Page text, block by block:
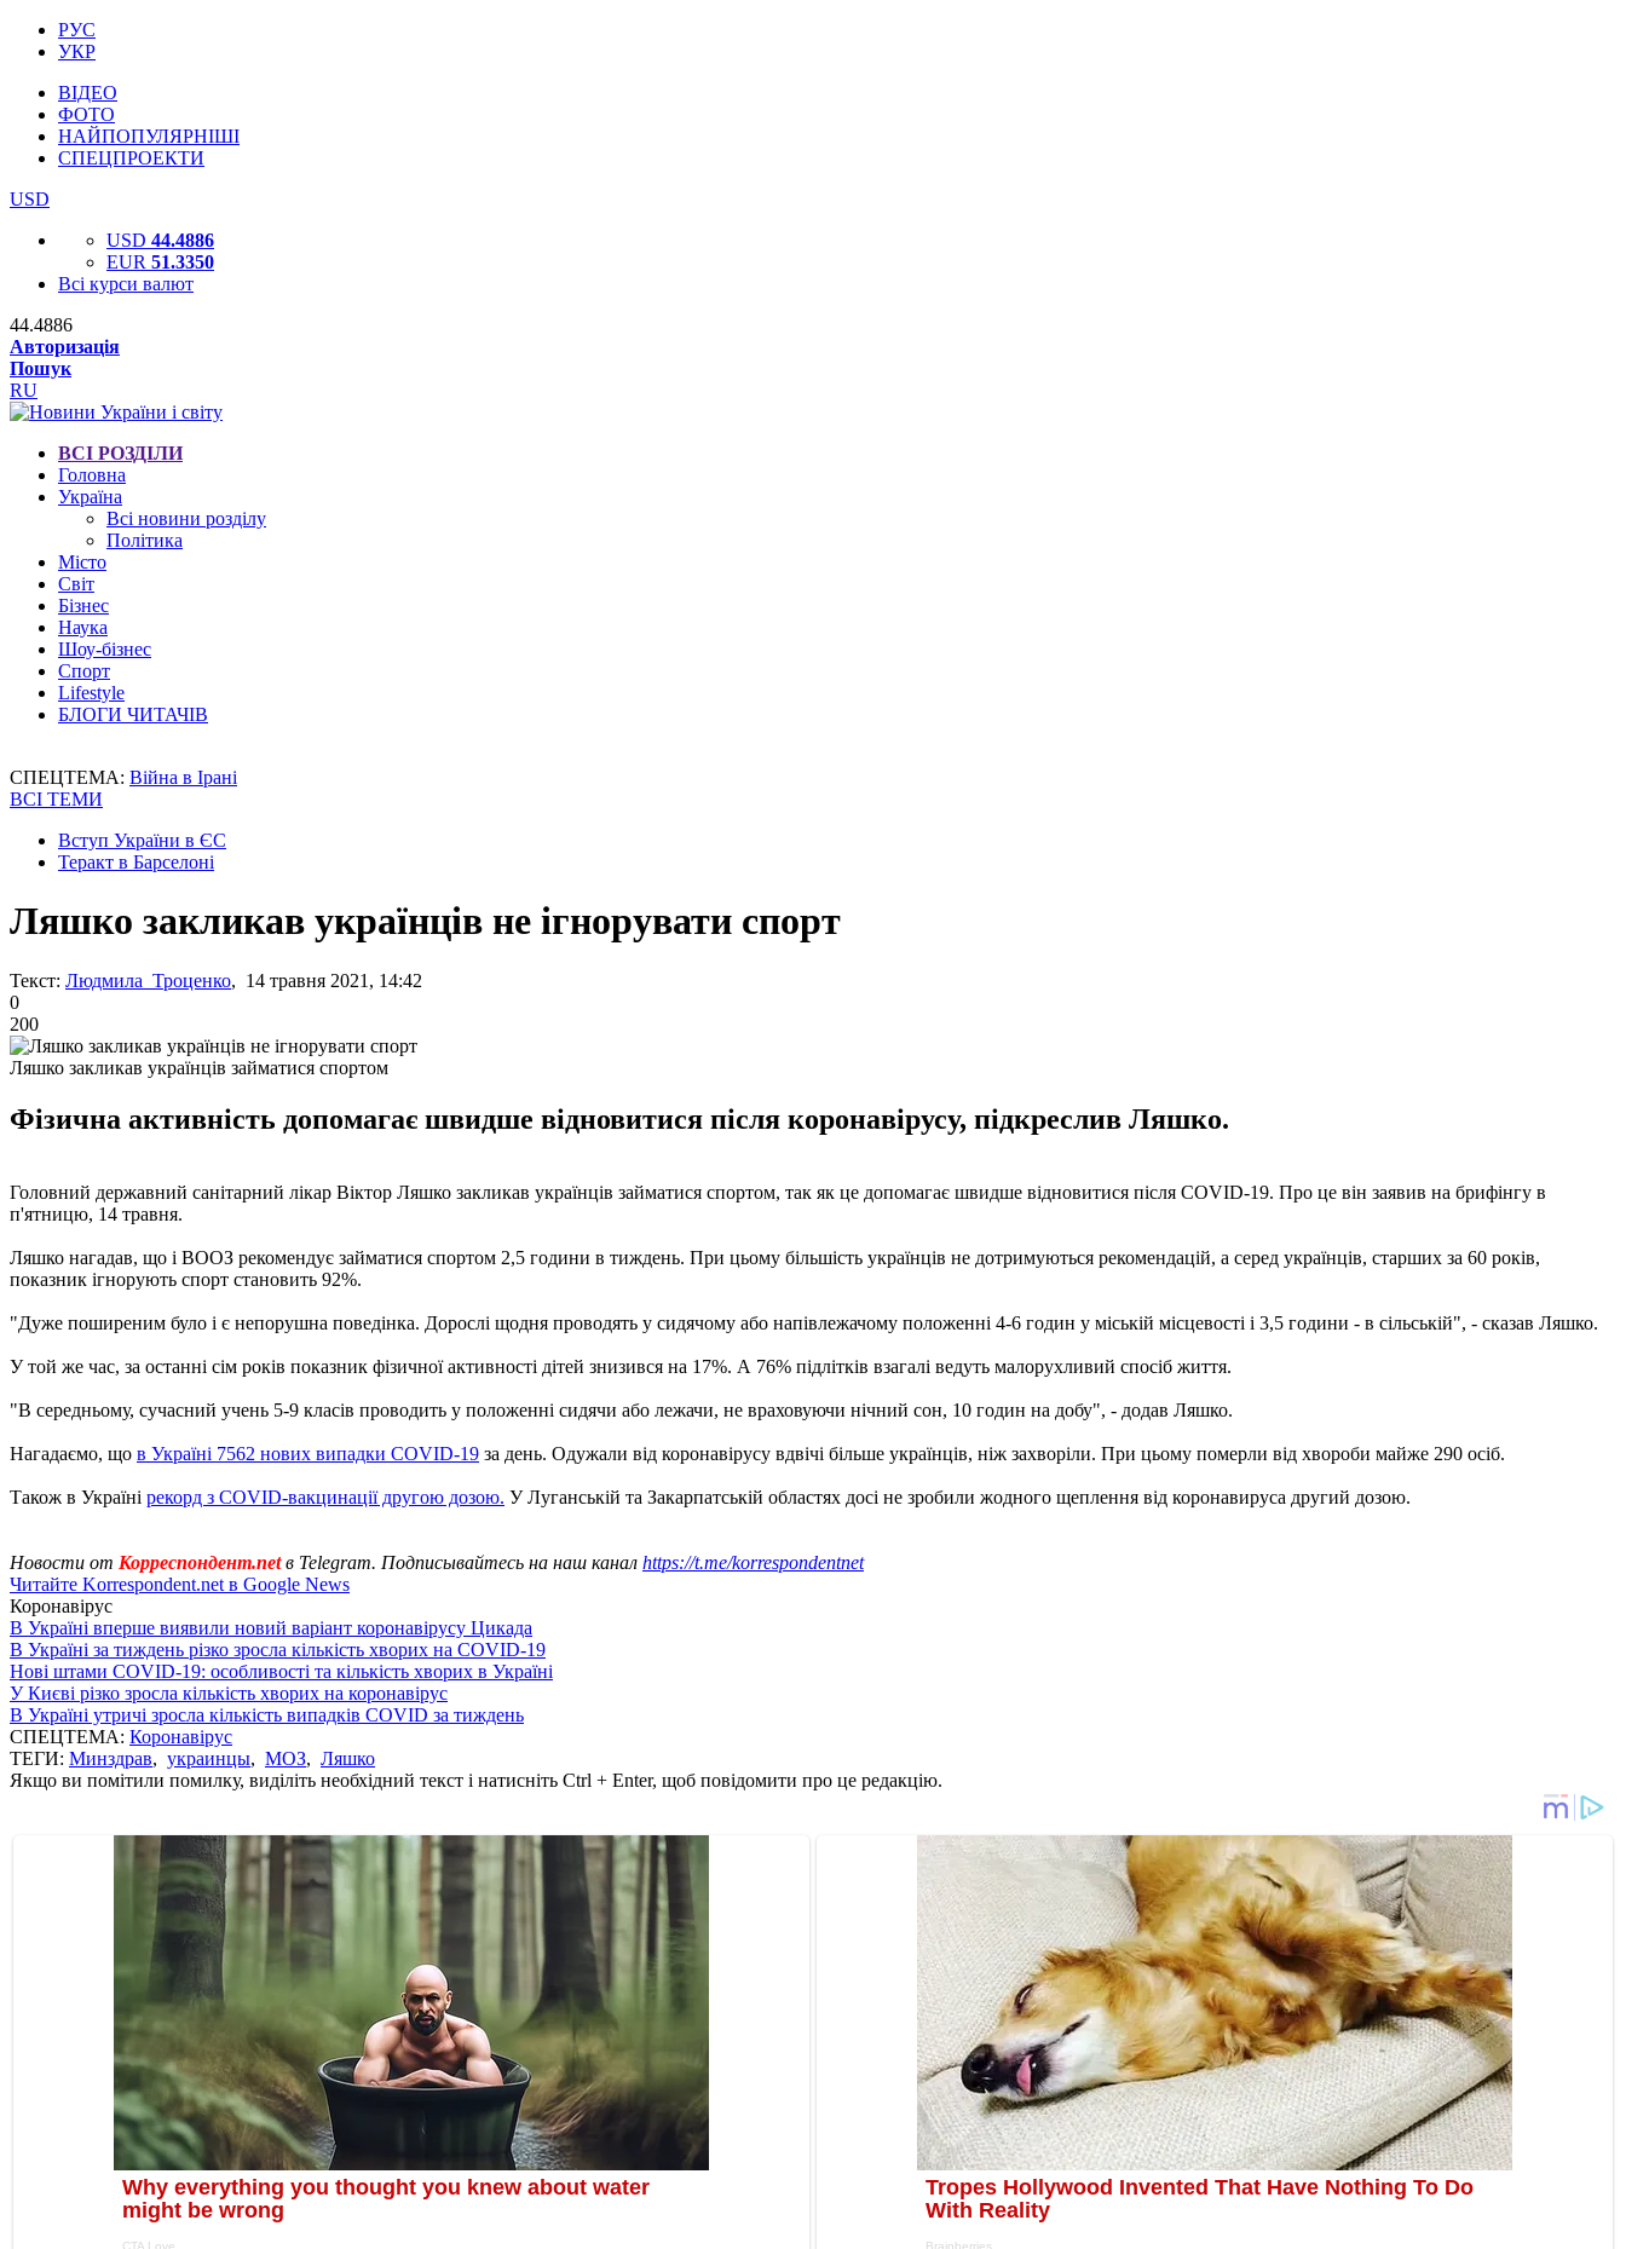
РУС
УКР
ВІДЕО
ФОТО
НАЙПОПУЛЯРНІШІ
СПЕЦПРОЕКТИ
USD
USD 44.4886
EUR 51.3350
Всі курси валют
44.4886
Авторизація
Пошук
RU
ВСІ РОЗДІЛИ
Головна
Україна
Всі новини розділу
Політика
Місто
Світ
Бізнес
Наука
Шоу-бізнес
Спорт
Lifestyle
БЛОГИ ЧИТАЧІВ
СПЕЦТЕМА: Війна в Ірані
ВСІ ТЕМИ
Вступ України в ЄС
Теракт в Барселоні
Ляшко закликав українців не ігнорувати спорт
Текст: Людмила Троценко, 14 травня 2021, 14:42
0
200
Ляшко закликав українців займатися спортом
Фізична активність допомагає швидше відновитися після коронавірусу, підкреслив Ляшко.
Головний державний санітарний лікар Віктор Ляшко закликав українців займатися спортом, так як це допомагає швидше відновитися після COVID-19. Про це він заявив на брифінгу в
п'ятницю, 14 травня.
Ляшко нагадав, що і ВООЗ рекомендує займатися спортом 2,5 години в тиждень. При цьому більшість українців не дотримуються рекомендацій, а серед українців, старших за 60 років,
показник ігнорують спорт становить 92%.
"Дуже поширеним було і є непорушна поведінка. Дорослі щодня проводять у сидячому або напівлежачому положенні 4-6 годин у міській місцевості і 3,5 години - в сільській", - сказав Ляшко.
У той же час, за останні сім років показник фізичної активності дітей знизився на 17%. А 76% підлітків взагалі ведуть малорухливий спосіб життя.
"В середньому, сучасний учень 5-9 класів проводить у положенні сидячи або лежачи, не враховуючи нічний сон, 10 годин на добу", - додав Ляшко.
Нагадаємо, що в Україні 7562 нових випадки COVID-19 за день. Одужали від коронавірусу вдвічі більше українців, ніж захворіли. При цьому померли від хвороби майже 290 осіб.
Також в Україні рекорд з COVID-вакцинації другою дозою. У Луганській та Закарпатській областях досі не зробили жодного щеплення від коронавируса другий дозою.
Новости от Корреспондент.netв Telegram. Подписывайтесь на наш канал https://t.me/korrespondentnet
Читайте Korrespondent.net в Google News
Коронавірус
В Україні вперше виявили новий варіант коронавірусу Цикада
В Україні за тиждень різко зросла кількість хворих на COVID-19
Нові штами COVID-19: особливості та кількість хворих в Україні
У Києві різко зросла кількість хворих на коронавірус
В Україні утричі зросла кількість випадків COVID за тиждень
СПЕЦТЕМА: Коронавірус
ТЕГИ: Минздрав, украинцы, МОЗ, Ляшко
Якщо ви помітили помилку, виділіть необхідний текст і натисніть Ctrl + Enter, щоб повідомити про це редакцію.